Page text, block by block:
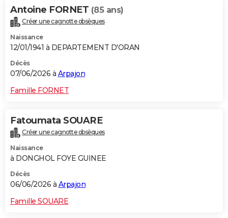
Antoine FORNET (85 ans)
Créer une cagnotte obsèques
Naissance
12/01/1941 à DEPARTEMENT D'ORAN
Décès
07/06/2026 à Arpajon
Famille FORNET
Fatoumata SOUARE
Créer une cagnotte obsèques
Naissance
à DONGHOL FOYE GUINEE
Décès
06/06/2026 à Arpajon
Famille SOUARE